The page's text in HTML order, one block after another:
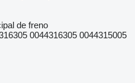
de freno
0044316305 0044315005